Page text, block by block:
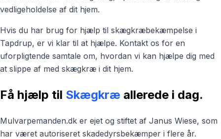
vedligeholdelse af dit hjem.
Hvis du har brug for hjælp til skægkræbekæmpelse i
Tapdrup, er vi klar til at hjælpe. Kontakt os for en
uforpligtende samtale om, hvordan vi kan hjælpe dig med
at slippe af med skægkræ i dit hjem.
Få hjælp til Skægkræ allerede i dag.
Mulvarpemanden.dk er ejet og stiftet af Janus Wiese, som
har været autoriseret skadedyrsbekæmper i flere år.